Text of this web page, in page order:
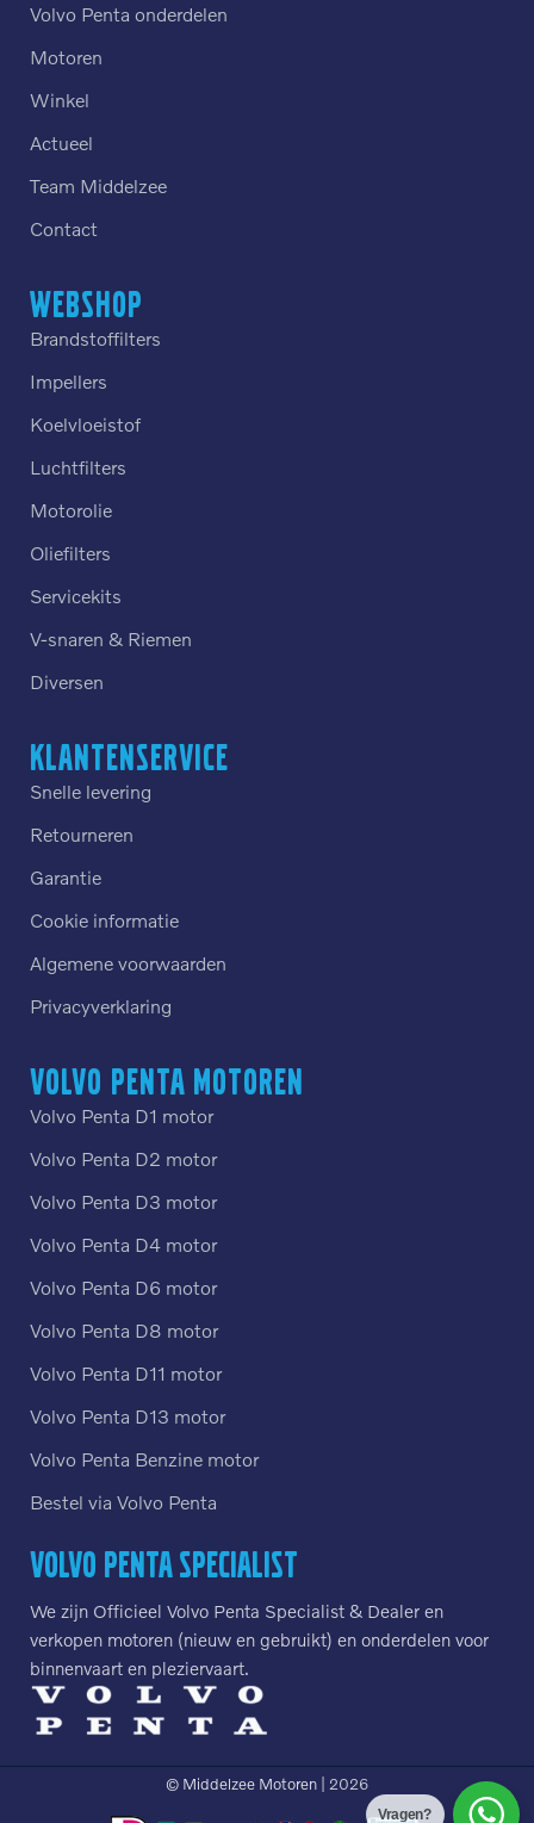
Volvo Penta onderdelen
Motoren
Winkel
Actueel
Team Middelzee
Contact
Webshop
Brandstoffilters
Impellers
Koelvloeistof
Luchtfilters
Motorolie
Oliefilters
Servicekits
V-snaren & Riemen
Diversen
Klantenservice
Snelle levering
Retourneren
Garantie
Cookie informatie
Algemene voorwaarden
Privacyverklaring
Volvo Penta motoren
Volvo Penta D1 motor
Volvo Penta D2 motor
Volvo Penta D3 motor
Volvo Penta D4 motor
Volvo Penta D6 motor
Volvo Penta D8 motor
Volvo Penta D11 motor
Volvo Penta D13 motor
Volvo Penta Benzine motor
Bestel via Volvo Penta
Volvo Penta Specialist
We zijn Officieel Volvo Penta Specialist & Dealer en
verkopen motoren (nieuw en gebruikt) en onderdelen voor
binnenvaart en pleziervaart.
© Middelzee Motoren| 2026
Vragen?